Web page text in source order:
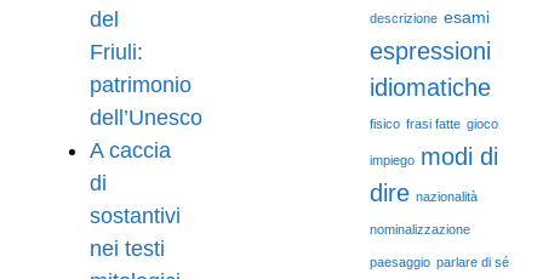
del
Friuli:
patrimonio
dell’Unesco
A caccia
di
sostantivi
nei testi
descrizione esami
espressioni
idiomatiche
fisico frasi fatte gioco
impiego modi di
dire nazionalità
nominalizzazione
paesaggio parlare di sé